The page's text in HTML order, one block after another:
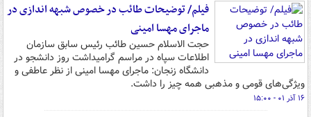
فیلم/ توضیحات طائب در خصوص شبهه اندازی در
ماجرای مهسا امینی
حجت الاسلام حسین طائب رئیس سابق سازمان
اطلاعات سپاه در مراسم گرامیداشت روز دانشجو در
دانشگاه زنجان: ماجرای مهسا امینی از نظر عاطفی و
ویژگی‌های قومی و مذهبی همه چیز را داشت.
۱۶ آذر ۰۱ - ۱۵:۰۰